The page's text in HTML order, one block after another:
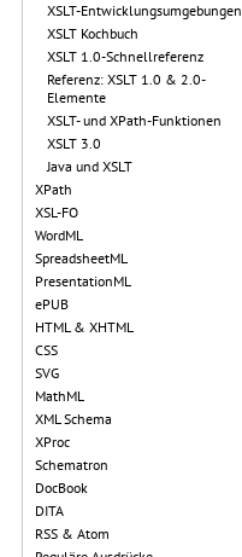
XSLT-Entwicklungsumgebungen
XSLT Kochbuch
XSLT 1.0-Schnellreferenz
Referenz: XSLT 1.0 & 2.0-
Elemente
XSLT- und XPath-Funktionen
XSLT 3.0
Java und XSLT
XPath
XSL-FO
WordML
SpreadsheetML
PresentationML
ePUB
HTML & XHTML
CSS
SVG
MathML
XML Schema
XProc
Schematron
DocBook
DITA
RSS & Atom